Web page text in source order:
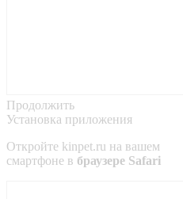
Продолжить
Установка приложения
Откройте kinpet.ru на вашем
смартфоне в браузере Safari